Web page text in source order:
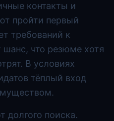
контакты и
пройти первый
требований к
что резюме хотя
В условиях
тёплый вход
долгого поиска.